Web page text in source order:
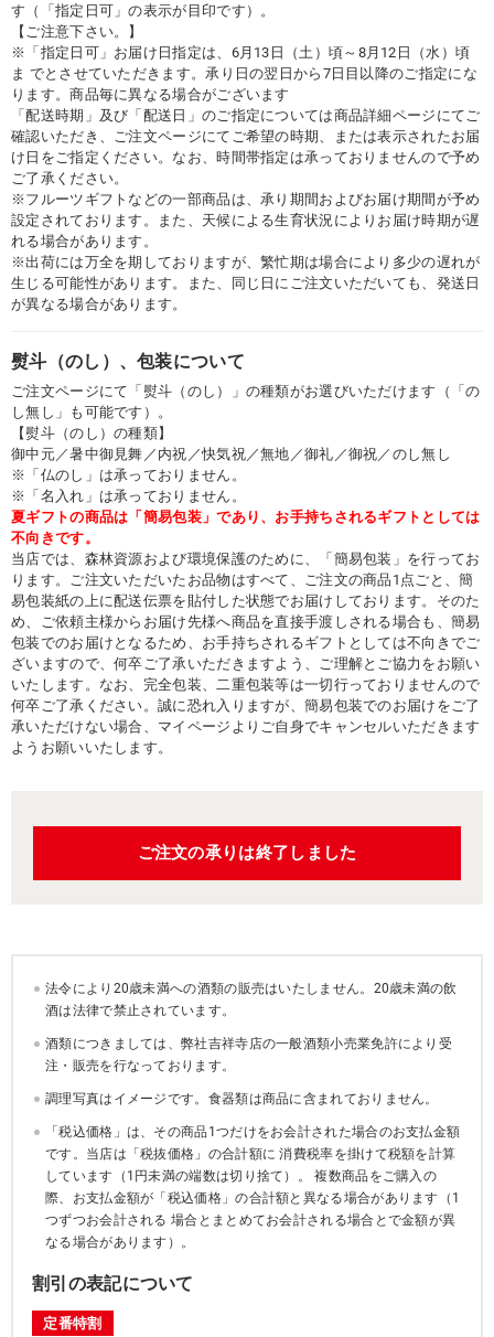
す（「指定日可」の表示が目印です）。
【ご注意下さい。】
※「指定日可」お届け日指定は、6月13日（土）頃～8月12日（水）頃
ま でとさせていただきます。承り日の翌日から7日目以降のご指定にな
ります。商品毎に異なる場合がございます
「配送時期」及び「配送日」のご指定については商品詳細ページにてご
確認いただき、ご注文ページにてご希望の時期、または表示されたお届
け日をご指定ください。なお、時間帯指定は承っておりませんので予め
ご了承ください。
※フルーツギフトなどの一部商品は、承り期間およびお届け期間が予め
設定されております。また、天候による生育状況によりお届け時期が遅
れる場合があります。
※出荷には万全を期しておりますが、繁忙期は場合により多少の遅れが
生じる可能性があります。また、同じ日にご注文いただいても、発送日
が異なる場合があります。
熨斗（のし）、包装について
ご注文ページにて「熨斗（のし）」の種類がお選びいただけます（「の
し無し」も可能です）。
【熨斗（のし）の種類】
御中元／暑中御見舞／内祝／快気祝／無地／御礼／御祝／のし無し
※「仏のし」は承っておりません。
※「名入れ」は承っておりません。
夏ギフトの商品は「簡易包装」であり、お手持ちされるギフトとしては
不向きです。
当店では、森林資源および環境保護のために、「簡易包装」を行ってお
ります。ご注文いただいたお品物はすべて、ご注文の商品1点ごと、簡
易包装紙の上に配送伝票を貼付した状態でお届けしております。そのた
め、ご依頼主様からお届け先様へ商品を直接手渡しされる場合も、簡易
包装でのお届けとなるため、お手持ちされるギフトとしては不向きでご
ざいますので、何卒ご了承いただきますよう、ご理解とご協力をお願い
いたします。なお、完全包装、二重包装等は一切行っておりませんので
何卒ご了承ください。誠に恐れ入りますが、簡易包装でのお届けをご了
承いただけない場合、マイページよりご自身でキャンセルいただきます
ようお願いいたします。
ご注文の承りは終了しました
法令により20歳未満への酒類の販売はいたしません。20歳未満の飲
酒は法律で禁止されています。
酒類につきましては、弊社吉祥寺店の一般酒類小売業免許により受
注・販売を行なっております。
調理写真はイメージです。食器類は商品に含まれておりません。
「税込価格」は、その商品1つだけをお会計された場合のお支払金額
です。当店は「税抜価格」の合計額に 消費税率を掛けて税額を計算
しています（1円未満の端数は切り捨て）。 複数商品をご購入の
際、お支払金額が「税込価格」の合計額と異なる場合があります（1
つずつお会計される 場合とまとめてお会計される場合とで金額が異
なる場合があります）。
割引の表記について
定番特割